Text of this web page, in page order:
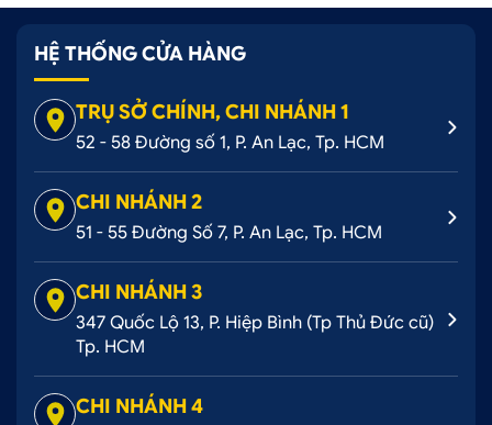
HỆ THỐNG CỬA HÀNG
TRỤ SỞ CHÍNH, CHI NHÁNH 1
52 - 58 Đường số 1, P. An Lạc, Tp. HCM
CHI NHÁNH 2
51 - 55 Đường Số 7, P. An Lạc, Tp. HCM
CHI NHÁNH 3
347 Quốc Lộ 13, P. Hiệp Bình (Tp Thủ Đức cũ)
Tp. HCM
CHI NHÁNH 4